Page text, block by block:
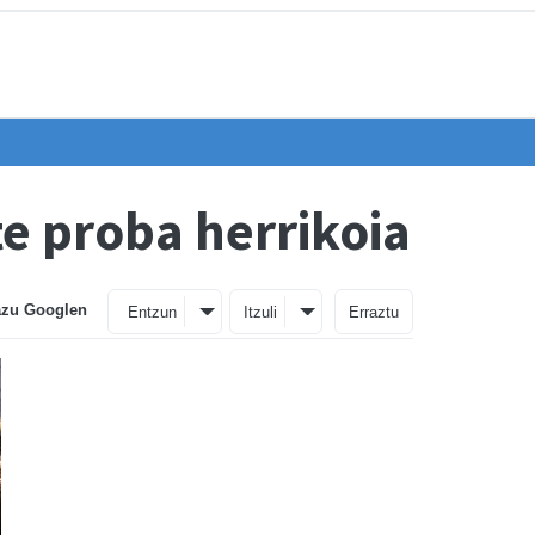
proba herrikoia
Googlen Entzun Itzuli Erraztu